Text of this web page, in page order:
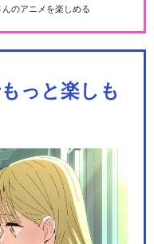
のアニメを楽しめる
っと楽しも